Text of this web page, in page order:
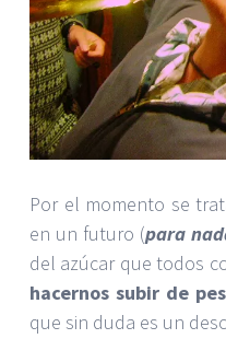
Por el momento se
en un futuro (para
del azúcar que todos
hacernos subir de
que sin duda es un